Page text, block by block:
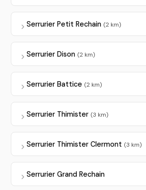
Serrurier Petit Rechain (2 km)
Serrurier Dison (2 km)
Serrurier Battice (2 km)
Serrurier Thimister (3 km)
Serrurier Thimister Clermont (3 km)
Serrurier Grand Rechain